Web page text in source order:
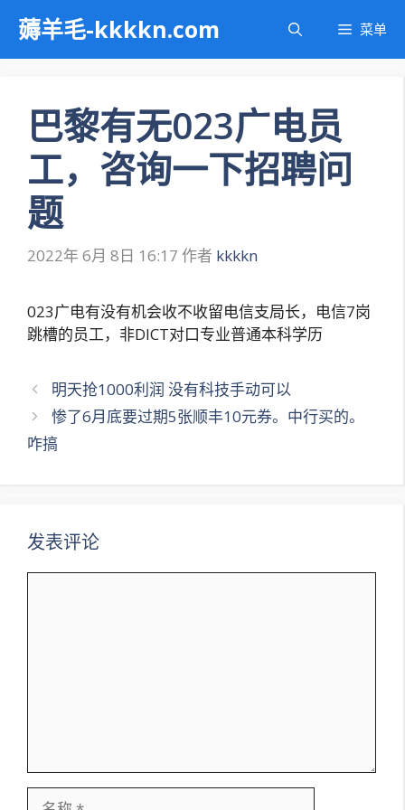
内
薅羊毛-kkkkn.com 菜单
巴黎有无023广电员
工，咨询一下招聘问
题
2022年 6月 8日 16:17 作者 kkkkn
023广电有没有机会收不收留电信支局长，电信7岗
跳槽的员工，非DICT对口专业普通本科学历
文
章
导
航
明天抢1000利润 没有科技手动可以
惨了6月底要过期5张顺丰10元券。中行买的。
咋搞
发表评论